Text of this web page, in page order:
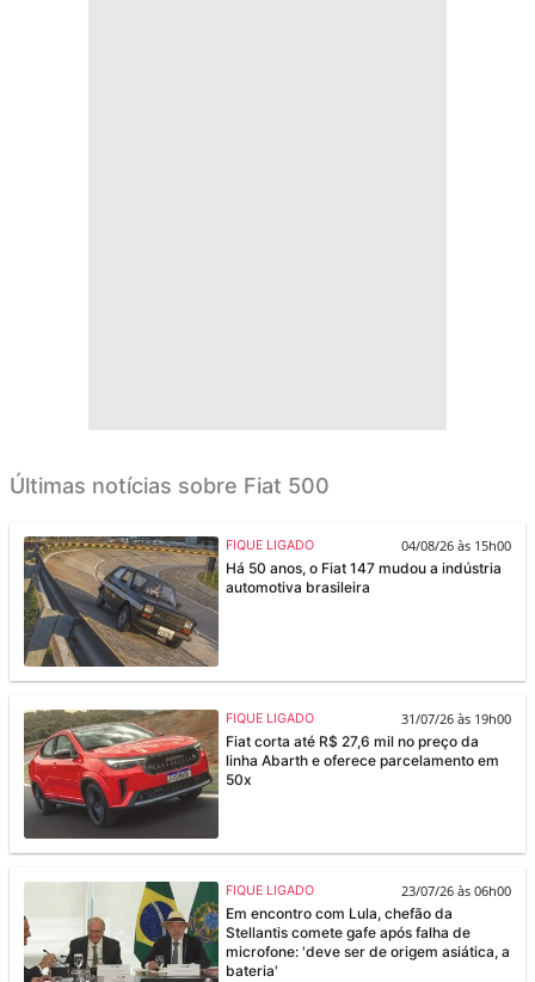
Últimas notícias sobre Fiat 500
FIQUE LIGADO
04/08/26 às 15h00
Há 50 anos, o Fiat 147 mudou a indústria
automotiva brasileira
FIQUE LIGADO
31/07/26 às 19h00
Fiat corta até R$ 27,6 mil no preço da
linha Abarth e oferece parcelamento em
50x
FIQUE LIGADO
23/07/26 às 06h00
Em encontro com Lula, chefão da
Stellantis comete gafe após falha de
microfone: 'deve ser de origem asiática, a
bateria'